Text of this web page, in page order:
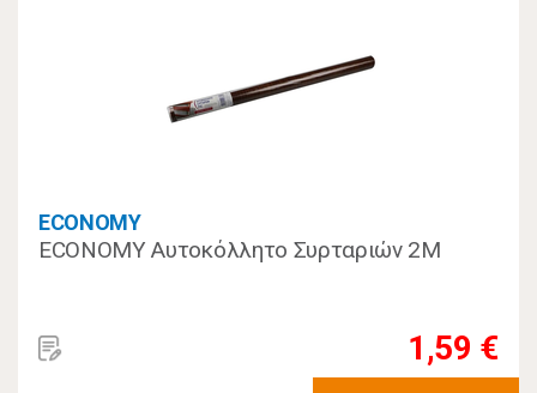
ECONOMY
ECONOMY Αυτοκόλλητο Συρταριών 2Μ
1,59 €